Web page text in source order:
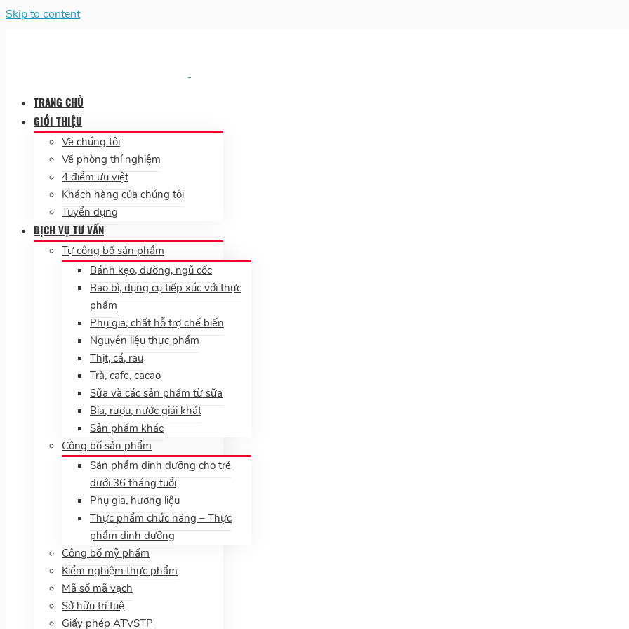
Skip to content
TRANG CHỦ
GIỚI THIỆU
Về chúng tôi
Về phòng thí nghiệm
4 điểm ưu việt
Khách hàng của chúng tôi
Tuyển dụng
DỊCH VỤ TƯ VẤN
Tự công bố sản phẩm
Bánh kẹo, đường, ngũ cốc
Bao bì, dụng cụ tiếp xúc với thực
phẩm
Phụ gia, chất hỗ trợ chế biến
Nguyên liệu thực phẩm
Thịt, cá, rau
Trà, cafe, cacao
Sữa và các sản phẩm từ sữa
Bia, rượu, nước giải khát
Sản phẩm khác
Công bố sản phẩm
Sản phẩm dinh dưỡng cho trẻ
dưới 36 tháng tuổi
Phụ gia, hương liệu
Thực phẩm chức năng – Thực
phẩm dinh dưỡng
Công bố mỹ phẩm
Kiểm nghiệm thực phẩm
Mã số mã vạch
Sở hữu trí tuệ
Giấy phép ATVSTP